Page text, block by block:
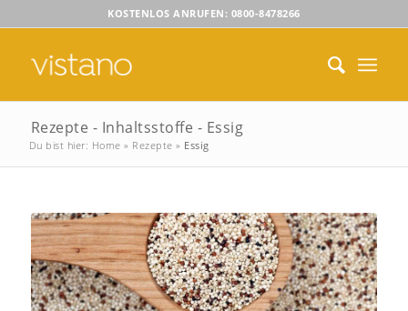
KOSTENLOS ANRUFEN: 0800-8478266
Rezepte - Inhaltsstoffe - Essig
Du bist hier: Home » Rezepte » Essig